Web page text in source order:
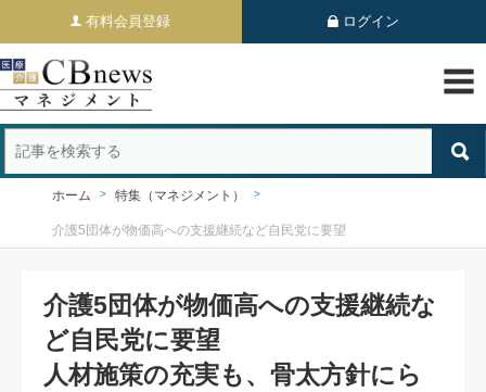
有料会員登録 ログイン
ホーム 特集（マネジメント）
介護5団体が物価高への支援継続など自民党に要望
介護5団体が物価高への支援継続な
ど自民党に要望
人材施策の充実も、骨太方針にら